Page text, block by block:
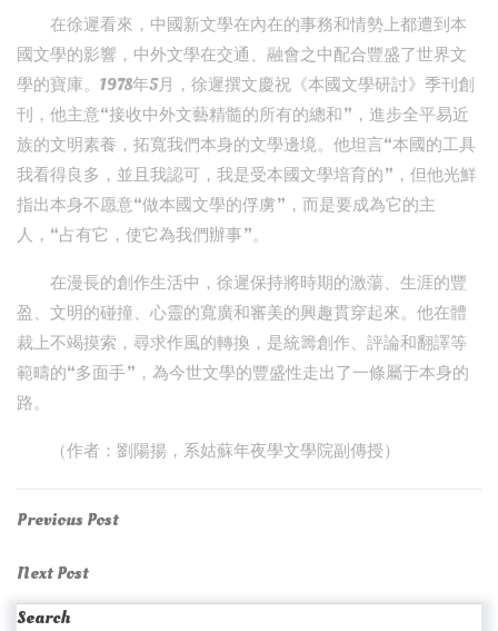
在徐遲看來，中國新文學在內在的事務和情勢上都遭到本
國文學的影響，中外文學在交通、融會之中配合豐盛了世界文
學的寶庫。1978年5月，徐遲撰文慶祝《本國文學研討》季刊創
刊，他主意“接收中外文藝精髓的所有的總和”，進步全平易近
族的文明素養，拓寬我們本身的文學邊境。他坦言“本國的工具
我看得良多，並且我認可，我是受本國文學培育的”，但他光鮮
指出本身不愿意“做本國文學的俘虜”，而是要成為它的主
人，“占有它，使它為我們辦事”。
在漫長的創作生活中，徐遲保持將時期的激蕩、生涯的豐
盈、文明的碰撞、心靈的寬廣和審美的興趣貫穿起來。他在體
裁上不竭摸索，尋求作風的轉換，是統籌創作、評論和翻譯等
範疇的“多面手”，為今世文學的豐盛性走出了一條屬于本身的
路。
（作者：劉陽揚，系姑蘇年夜學文學院副傳授）
Post
navigation
Previous
Previous Post
Next
Post
Next Post
Search